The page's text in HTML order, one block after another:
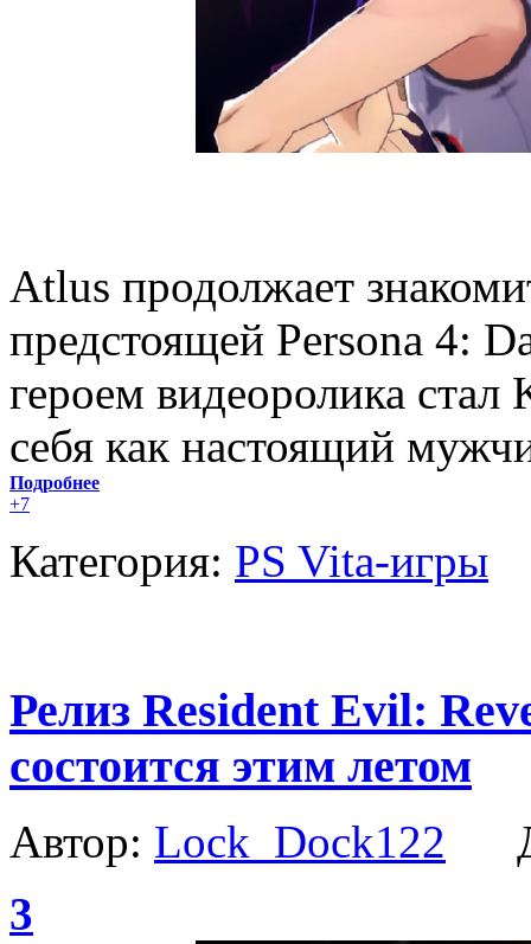
Atlus продолжает
предстоящей Persona 4:
героем видеоролика
себя как настоящий
Подробнее
+7
Категория: PS Vita-игры
Релиз Resident Evil:
состоится этим летом
Автор: Lock_Dock122
3